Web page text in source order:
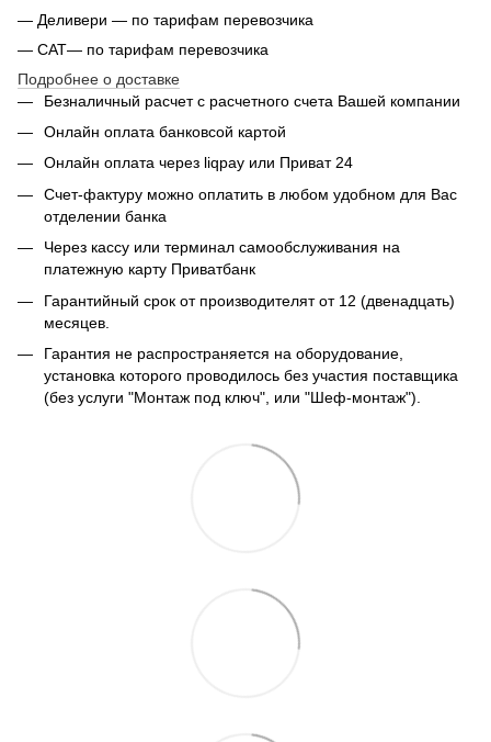
— Деливери — по тарифам перевозчика
— САТ— по тарифам перевозчика
Подробнее о доставке
Безналичный расчет с расчетного счета Вашей компании
Онлайн оплата банковсой картой
Онлайн оплата через liqpay или Приват 24
Счет-фактуру можно оплатить в любом удобном для Вас
отделении банка
Через кассу или терминал самообслуживания на
платежную карту Приватбанк
Гарантийный срок от производителят от 12 (двенадцать)
месяцев.
Гарантия не распространяется на оборудование,
установка которого проводилось без участия поставщика
(без услуги "Монтаж под ключ", или "Шеф-монтаж").